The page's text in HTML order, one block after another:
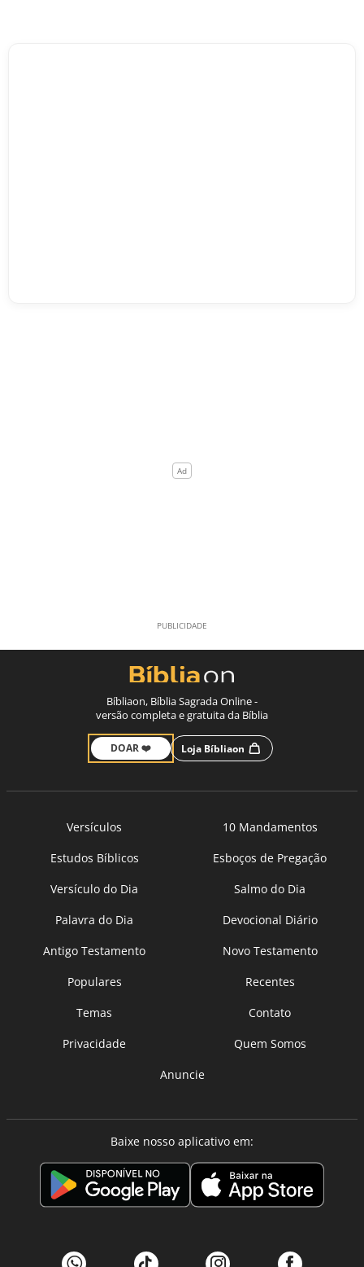
Bíbliaon, Bíblia Sagrada Online -
versão completa e gratuita da Bíblia
DOAR ❤️ Loja Bíbliaon
Versículos
10 Mandamentos
Estudos Bíblicos
Esboços de Pregação
Versículo do Dia
Salmo do Dia
Palavra do Dia
Devocional Diário
Antigo Testamento
Novo Testamento
Populares
Recentes
Temas
Contato
Privacidade
Quem Somos
Anuncie
Baixe nosso aplicativo em: